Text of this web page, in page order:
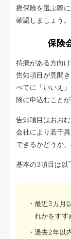
療保険を選ぶ際
確認しましょう。
保険
持病がある方向
告知項目が見開
べてに「いいえ
険に申込むことが
告知項目はおお
会社により若干
できるかどうか
基本の3項目は以
最近3カ月
れかをすす
過去2年以